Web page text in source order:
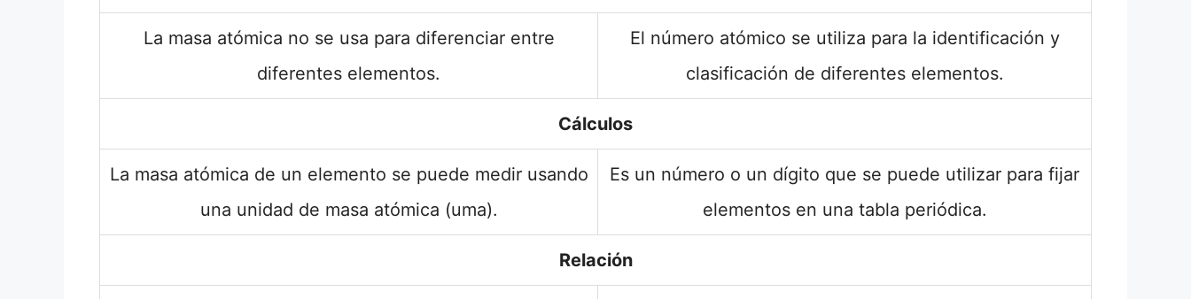
La masa atómica no se usa para diferenciar entre
diferentes elementos.
El número atómico se utiliza para la identificación y
clasificación de diferentes elementos.
Cálculos
La masa atómica de un elemento se puede medir usando
una unidad de masa atómica (uma).
Es un número o un dígito que se puede utilizar para fijar
elementos en una tabla periódica.
Relación